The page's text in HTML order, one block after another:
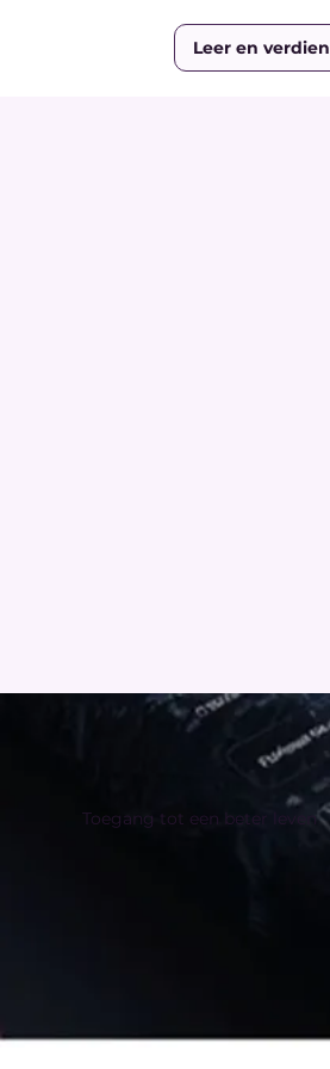
Leer en verdien
Toegang tot een beter leven